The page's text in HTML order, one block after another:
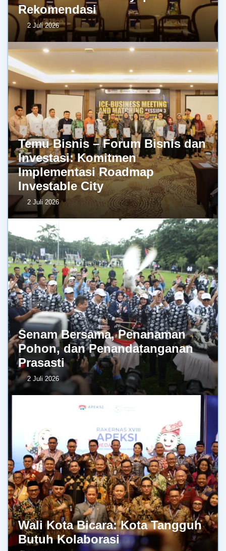
Rekomendasi
2 Juli 2026
Temu Bisnis – Forum Bisnis dan
Investasi: Komitmen
Implementasi Roadmap
Investable City
2 Juli 2026
Senam Bersama, Penanaman
Pohon, dan Penandatanganan
Prasasti
2 Juli 2026
Wali Kota Bicara: Kota Tangguh
Butuh Kolaborasi